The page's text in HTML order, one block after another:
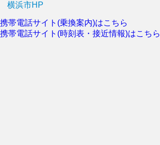
横浜市HP
携帯電話サイト(乗換案内)はこちら
携帯電話サイト(時刻表・接近情報)はこちら